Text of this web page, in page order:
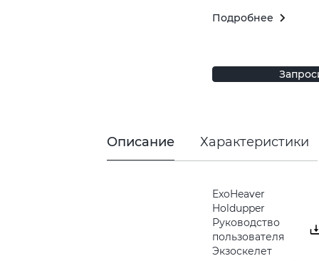
Подробнее
Описание Характеристики
ExoHeaver
Holdupper
Руководство
пользователя
Экзоскелет